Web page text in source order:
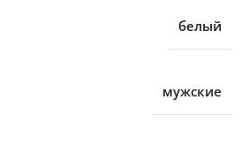
белый
мужские